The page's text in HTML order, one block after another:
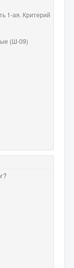
1-ая. Критерий
(Ш-09)